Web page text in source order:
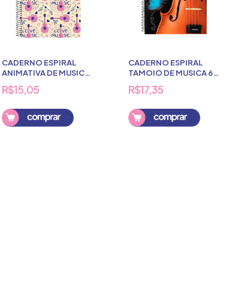
CADERNO ESPIRAL
ANIMATIVA DE MUSICA
80 FOLHAS
R$15,05
Comprar
CADERNO ESPIRAL
TAMOIO DE MUSICA 64
FOLHAS
R$17,35
Comprar